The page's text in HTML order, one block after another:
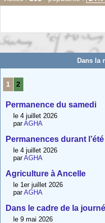
Dans la
1 2
Permanence du samedi
le 4 juillet 2026
parAGHA
Permanences durant l’été
le 4 juillet 2026
parAGHA
Agriculture à Ancelle
le 1er juillet 2026
parAGHA
Dans le cadre de la
le 9 mai 2026